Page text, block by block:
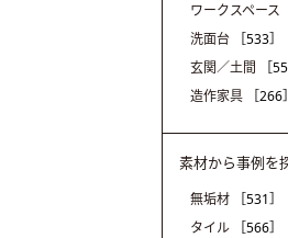
ワークスペース
洗面台
［533］
玄関／土間
［
造作家具
［266］
素材から事例を
無垢材
［531］
タイル
［566］